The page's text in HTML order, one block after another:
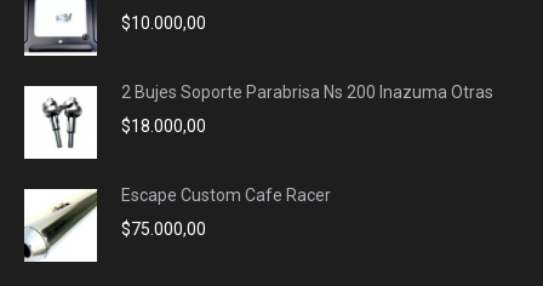
$10.000,00
2 Bujes Soporte Parabrisa Ns 200 Inazuma Otras
$18.000,00
Escape Custom Cafe Racer
$75.000,00